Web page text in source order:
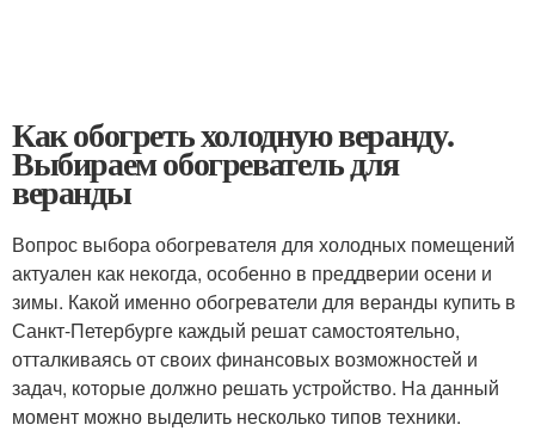
Как обогреть холодную веранду.
Выбираем обогреватель для
веранды
Вопрос выбора обогревателя для холодных помещений
актуален как некогда, особенно в преддверии осени и
зимы. Какой именно обогреватели для веранды купить в
Санкт-Петербурге каждый решат самостоятельно,
отталкиваясь от своих финансовых возможностей и
задач, которые должно решать устройство. На данный
момент можно выделить несколько типов техники.